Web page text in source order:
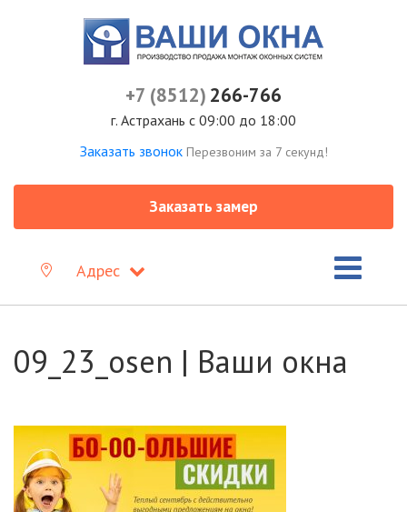
+7 (8512) 266-766
г. Астрахань с 09:00 до 18:00
Заказать звонок Перезвоним за 7 секунд!
Заказать замер
Адрес
09_23_osen | Ваши окна